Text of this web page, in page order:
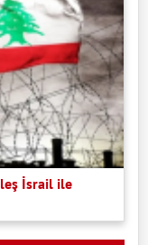
İsrail ile